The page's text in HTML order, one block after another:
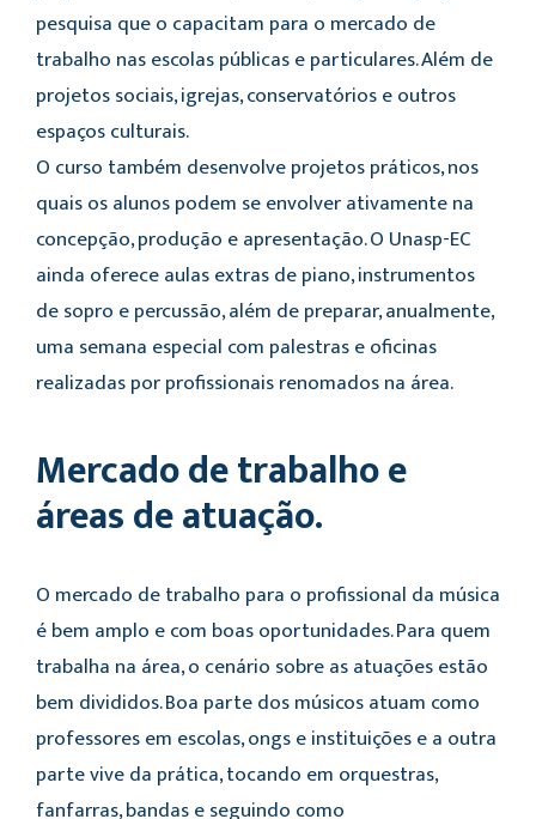
pesquisa que o capacitam para o mercado de
trabalho nas escolas públicas e particulares. Além de
projetos sociais, igrejas, conservatórios e outros
espaços culturais.
O curso também desenvolve projetos práticos, nos
quais os alunos podem se envolver ativamente na
concepção, produção e apresentação. O Unasp-EC
ainda oferece aulas extras de piano, instrumentos
de sopro e percussão, além de preparar, anualmente,
uma semana especial com palestras e oficinas
realizadas por profissionais renomados na área.
Mercado de trabalho e
áreas de atuação.
O mercado de trabalho para o profissional da música
é bem amplo e com boas oportunidades. Para quem
trabalha na área, o cenário sobre as atuações estão
bem divididos. Boa parte dos músicos atuam como
professores em escolas, ongs e instituições e a outra
parte vive da prática, tocando em orquestras,
fanfarras, bandas e seguindo como